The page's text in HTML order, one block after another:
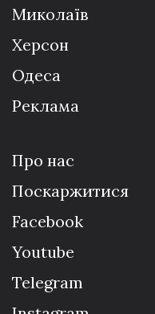
Миколаїв
Херсон
Одеса
Реклама
Про нас
Поскаржитися
Facebook
Youtube
Telegram